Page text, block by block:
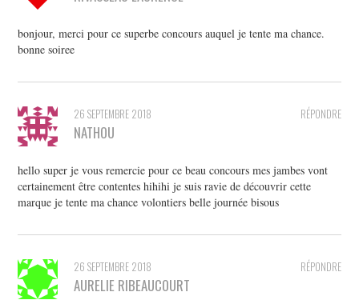
bonjour, merci pour ce superbe concours auquel je tente ma chance.
bonne soiree
RÉPONDRE
26 SEPTEMBRE 2018
NATHOU
hello super je vous remercie pour ce beau concours mes jambes vont
certainement être contentes hihihi je suis ravie de découvrir cette
marque je tente ma chance volontiers belle journée bisous
RÉPONDRE
26 SEPTEMBRE 2018
AURELIE RIBEAUCOURT